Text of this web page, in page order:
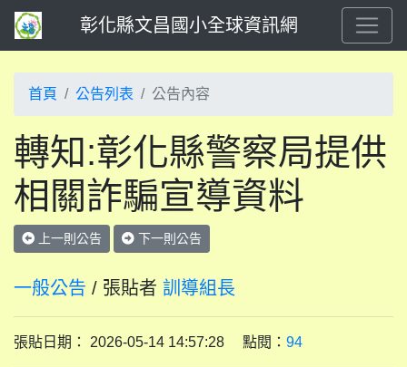
彰化縣文昌國小全球資訊網
首頁 公告列表 公告內容
轉知:彰化縣警察局提供
相關詐騙宣導資料
上一則公告 下一則公告
一般公告 / 張貼者 訓導組長
張貼日期： 2026-05-14 14:57:28 點閱： 94